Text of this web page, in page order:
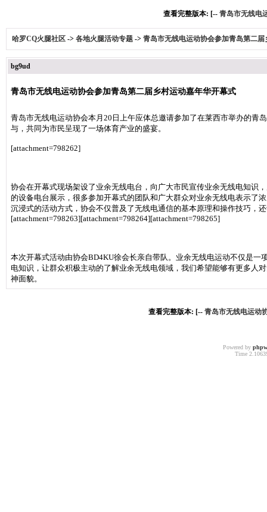
查看完整版本: [-- 青岛市无线电
哈罗CQ火腿社区 -> 各地火腿活动专题 -> 青岛市无线电运动协会参加青岛第二
bg9ud
青岛市无线电运动协会参加青岛第二届乡村运动嘉年华开幕式
青岛市无线电运动协会本月20日上午应体总邀请参加了在莱西市举办的青
与，共同为市民呈现了一场体育产业的盛宴。
[attachment=798262]
协会在开幕式现场架设了业余无线电台，向广大市民宣传业余无线电知识
的设备电台展示，很多参加开幕式的团队和广大群众对业余无线电表示了
沉浸式的活动方式，协会不仅普及了无线电通信的基本原理和操作技巧，
[attachment=798263][attachment=798264][attachment=798265]
本次开幕式活动由协会BD4KU徐会长亲自带队。业余无线电运动不仅是
电知识，让群众积极主动的了解业余无线电领域，我们希望能够有更多人
神面貌。
查看完整版本: [-- 青岛市无线电运动
Powered by
Time